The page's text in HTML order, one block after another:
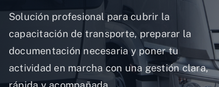
Solución profesional para cubrir la
capacitación de transporte, preparar la
documentación necesaria y poner tu
actividad en marcha con una gestión clara,